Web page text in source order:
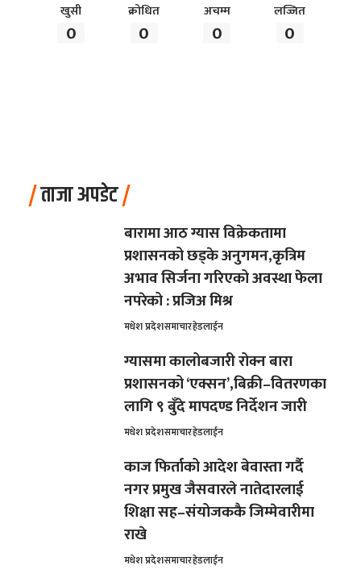
खुसी
0
क्रोधित
0
अचम्म
0
लज्जित
0
ताजा अपडेट
बारामा आठ ग्यास विक्रेकतामा
प्रशासनको छड्के अनुगमन,कृत्रिम
अभाव सिर्जना गरिएको अवस्था फेला
नपरेको : प्रजिअ मिश्र
मधेश प्रदेशसमाचारहेडलाईन
ग्यासमा कालोबजारी रोक्न बारा
प्रशासनको ‘एक्सन’,बिक्री–वितरणका
लागि ९ बुँदे मापदण्ड निर्देशन जारी
मधेश प्रदेशसमाचारहेडलाईन
काज फिर्ताको आदेश बेवास्ता गर्दै
नगर प्रमुख जैसवारले नातेदारलाई
शिक्षा सह–संयोजककै जिम्मेवारीमा
राखे
मधेश प्रदेशसमाचारहेडलाईन